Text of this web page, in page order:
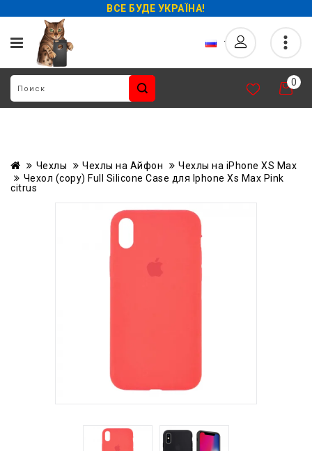
ВСЕ БУДЕ УКРАЇНА!
0
Чехлы Чехлы на Айфон
Чехлы на iPhone XS Max
Чехол (copy) Full Silicone Case для Iphone Xs Max Pink
citrus